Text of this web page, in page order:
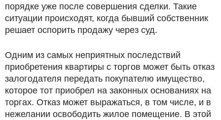
порядке уже после совершения сделки. Такие
ситуации происходят, когда бывший собственник
решает оспорить продажу через суд.
Одним из самых неприятных последствий
приобретения квартиры с торгов может быть отказ
залогодателя передать покупателю имущество,
которое тот приобрел на законных основаниях на
торгах. Отказ может выражаться, в том числе, и в
нежелании освободить жилое помещение. В этой